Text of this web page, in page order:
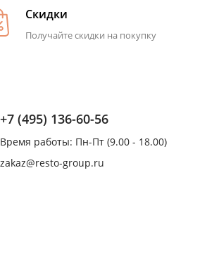
Скидки
Получайте скидки на покупку
+7 (495) 136-60-56
Время работы: Пн-Пт (9.00 - 18.00)
zakaz@resto-group.ru